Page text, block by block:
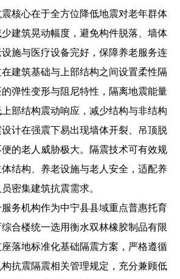
核心在于全方位降低地震对老年群体
建筑晃动幅度，避免构件脱落、墙体
施与医疗设备完好，保障养老服务连
建筑基础与上部结构之间设置柔性隔
弹性变形与阻尼特性，隔离地震能量
部结构震动响应，减少结构与非结构
计在强震下易出现墙体开裂、吊顶脱
的老人威胁极大。隔震技术可有效规
结构、养老设施与老人安全，适配养
密集建筑抗震需求。
务机构作为中宁县县域重点普惠托育
合楼统一选用衡水双林橡胶制品有限
落地标准化基础隔震方案，严格遵循
抗震隔震相关管理规定，充分兼顾低